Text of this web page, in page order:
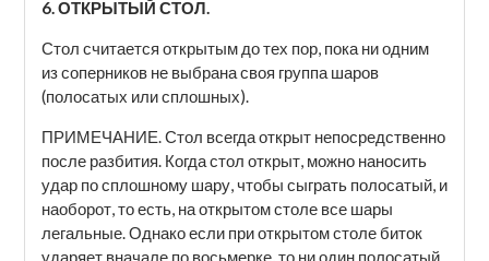
6. ОТКРЫТЫЙ СТОЛ.
Стол считается открытым до тех пор, пока ни одним
из соперников не выбрана своя группа шаров
(полосатых или сплошных).
ПРИМЕЧАНИЕ. Стол всегда открыт непосредственно
после разбития. Когда стол открыт, можно наносить
удар по сплошному шару, чтобы сыграть полосатый, и
наоборот, то есть, на открытом столе все шары
легальные. Однако если при открытом столе биток
ударяет вначале по восьмерке, то ни один полосатый